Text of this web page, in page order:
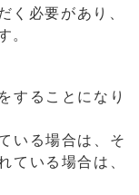
く必要があり、
。
することになり
いる場合は、そ
ている場合は、